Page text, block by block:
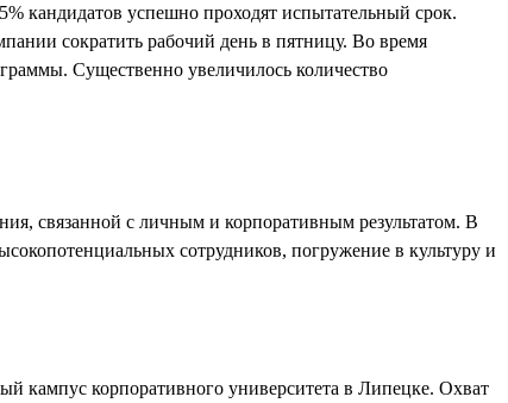
кандидатов успешно проходят испытательный срок.
сократить рабочий день в пятницу. Во время
Существенно увеличилось количество
связанной с личным и корпоративным результатом. В
сотрудников, погружение в культуру и
кампус корпоративного университета в Липецке. Охват